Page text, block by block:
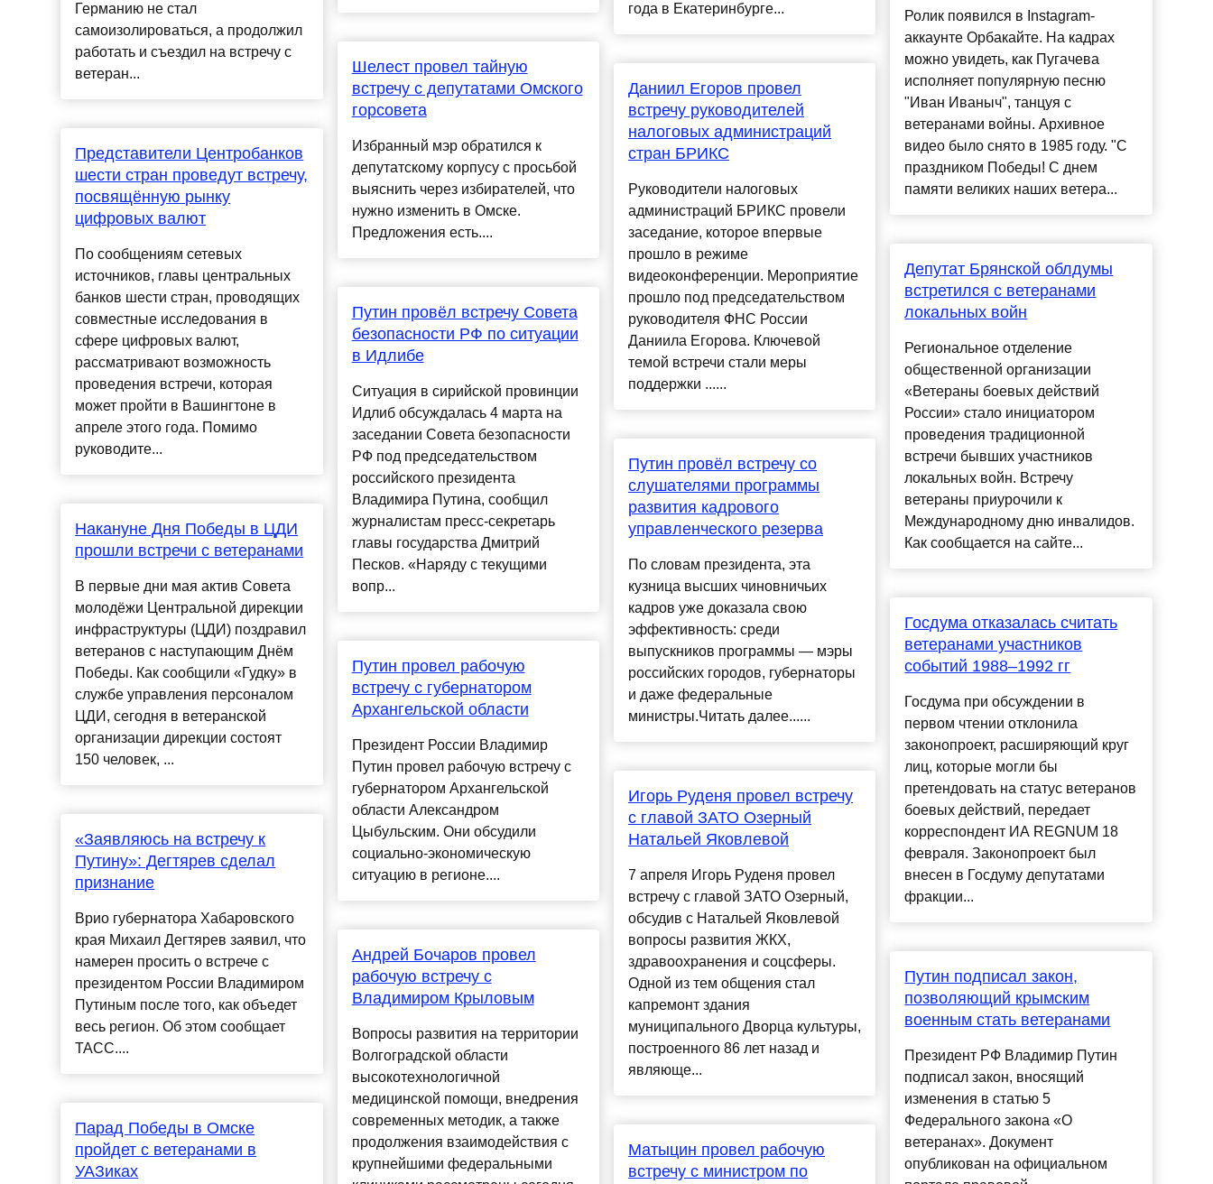
Германию не стал
самоизолироваться, а продолжил
работать и съездил на встречу с
ветеран...
Представители Центробанков
шести стран проведут встречу,
посвящённую рынку
цифровых валют
По сообщениям сетевых
источников, главы центральных
банков шести стран, проводящих
совместные исследования в
сфере цифровых валют,
рассматривают возможность
проведения встречи, которая
может пройти в Вашингтоне в
апреле этого года. Помимо
руководите...
Накануне Дня Победы в ЦДИ
прошли встречи с ветеранами
В первые дни мая актив Совета
молодёжи Центральной дирекции
инфраструктуры (ЦДИ) поздравил
ветеранов с наступающим Днём
Победы. Как сообщили «Гудку» в
службе управления персоналом
ЦДИ, сегодня в ветеранской
организации дирекции состоят
150 человек, ...
«Заявляюсь на встречу к
Путину»: Дегтярев сделал
признание
Врио губернатора Хабаровского
края Михаил Дегтярев заявил, что
намерен просить о встрече с
президентом России Владимиром
Путиным после того, как объедет
весь регион. Об этом сообщает
ТАСС....
Парад Победы в Омске
пройдет с ветеранами в
УАЗиках
Шелест провел тайную
встречу с депутатами Омского
горсовета
Избранный мэр обратился к
депутатскому корпусу с просьбой
выяснить через избирателей, что
нужно изменить в Омске.
Предложения есть....
Путин провёл встречу Совета
безопасности РФ по ситуации
в Идлибе
Ситуация в сирийской провинции
Идлиб обсуждалась 4 марта на
заседании Совета безопасности
РФ под председательством
российского президента
Владимира Путина, сообщил
журналистам пресс-секретарь
главы государства Дмитрий
Песков. «Наряду с текущими
вопр...
Путин провел рабочую
встречу с губернатором
Архангельской области
Президент России Владимир
Путин провел рабочую встречу с
губернатором Архангельской
области Александром
Цыбульским. Они обсудили
социально-экономическую
ситуацию в регионе....
Андрей Бочаров провел
рабочую встречу с
Владимиром Крыловым
Вопросы развития на территории
Волгоградской области
высокотехнологичной
медицинской помощи, внедрения
современных методик, а также
продолжения взаимодействия с
крупнейшими федеральными
года в Екатеринбурге...
Даниил Егоров провел
встречу руководителей
налоговых администраций
стран БРИКС
Руководители налоговых
администраций БРИКС провели
заседание, которое впервые
прошло в режиме
видеоконференции. Мероприятие
прошло под председательством
руководителя ФНС России
Даниила Егорова. Ключевой
темой встречи стали меры
поддержки ......
Путин провёл встречу со
слушателями программы
развития кадрового
управленческого резерва
По словам президента, эта
кузница высших чиновничьих
кадров уже доказала свою
эффективность: среди
выпускников программы — мэры
российских городов, губернаторы
и даже федеральные
министры.Читать далее......
Игорь Руденя провел встречу
с главой ЗАТО Озерный
Натальей Яковлевой
7 апреля Игорь Руденя провел
встречу с главой ЗАТО Озерный,
обсудив с Натальей Яковлевой
вопросы развития ЖКХ,
здравоохранения и соцсферы.
Одной из тем общения стал
капремонт здания
муниципального Дворца культуры,
построенного 86 лет назад и
являюще...
Матыцин провел рабочую
встречу с министром по
Ролик появился в Instagram-
аккаунте Орбакайте. На кадрах
можно увидеть, как Пугачева
исполняет популярную песню
"Иван Иваныч", танцуя с
ветеранами войны. Архивное
видео было снято в 1985 году. "С
праздником Победы! С днем
памяти великих наших ветера...
Депутат Брянской облдумы
встретился с ветеранами
локальных войн
Региональное отделение
общественной организации
«Ветераны боевых действий
России» стало инициатором
проведения традиционной
встречи бывших участников
локальных войн. Встречу
ветераны приурочили к
Международному дню инвалидов.
Как сообщается на сайте...
Госдума отказалась считать
ветеранами участников
событий 1988–1992 гг
Госдума при обсуждении в
первом чтении отклонила
законопроект, расширяющий круг
лиц, которые могли бы
претендовать на статус ветеранов
боевых действий, передает
корреспондент ИА REGNUM 18
февраля. Законопроект был
внесен в Госдуму депутатами
фракции...
Путин подписал закон,
позволяющий крымским
военным стать ветеранами
Президент РФ Владимир Путин
подписал закон, вносящий
изменения в статью 5
Федерального закона «О
ветеранах». Документ
опубликован на официальном